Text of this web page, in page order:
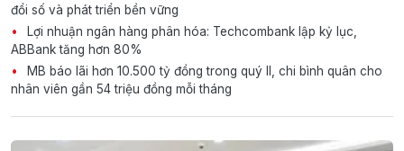
đổi số và phát triển bền vững
Lợi nhuận ngân hàng phân hóa: Techcombank lập kỷ lục,
ABBank tăng hơn 80%
MB báo lãi hơn 10.500 tỷ đồng trong quý II, chi bình quân cho
nhân viên gần 54 triệu đồng mỗi tháng